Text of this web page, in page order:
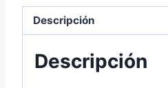
Descripción
Descripción